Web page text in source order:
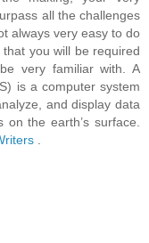
all the challenges
always very easy to do
you will be required
very familiar with. A
is a computer system
and display data
the earth’s surface.